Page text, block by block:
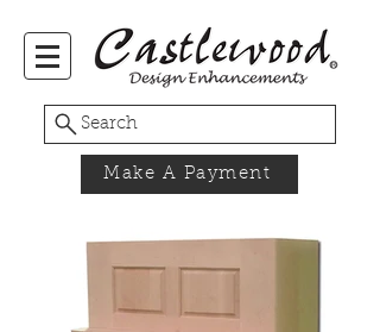
Search
Make A Payment